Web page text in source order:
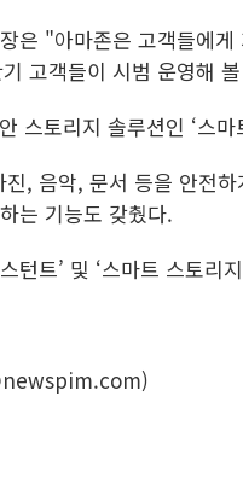
은 "아마존은 고객들에
고객들이 시범 운영해
스토리지 솔루션인 ‘스
, 음악, 문서 등을 안전
는 기능도 갖췄다.
트’ 및 ‘스마트 스토리